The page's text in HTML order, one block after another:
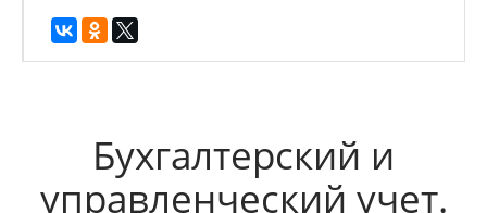
Бухгалтерский и
управленческий учет.